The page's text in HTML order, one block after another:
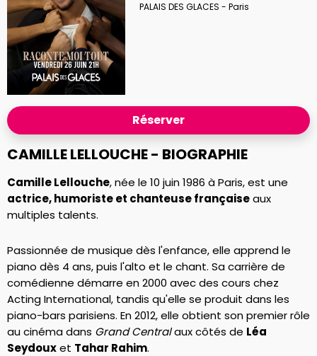
PALAIS DES GLACES - Paris
Réserver
CAMILLE LELLOUCHE - BIOGRAPHIE
Camille Lellouche, née le 10 juin 1986 à Paris, est une
actrice, humoriste et chanteuse françaiseaux
multiples talents.
Passionnée de musique dès l'enfance, elle apprend le
piano dès 4 ans, puis l'alto et le chant. Sa carrière de
comédienne démarre en 2000 avec des cours chez
Acting International, tandis qu'elle se produit dans les
piano-bars parisiens. En 2012, elle obtient son premier rôle
au cinéma dans Grand Centralaux côtés de Léa
Seydouxet Tahar Rahim.